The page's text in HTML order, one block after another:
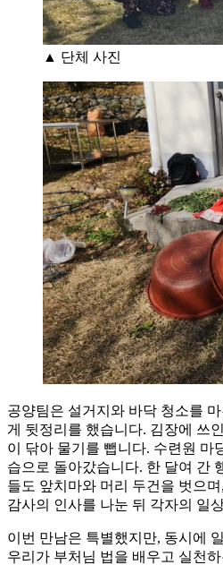
▲ 단체 사진
공양팀은 설거지와 바닥 청소를
게 뒷정리를 했습니다. 김장에 쓰
이 닦아 물기를 뺍니다. 수련원 마
습으로 돌아갔습니다. 한 달여 간
들도 앞치마와 머리 두건을 벗으
감사의 인사를 나눈 뒤 각자의 일
이번 만남은 특별했지만, 동시에
우리가 부처님 법을 배우고 실천